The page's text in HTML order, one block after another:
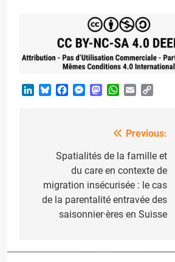
LinkedInBlueskyFacebook
Messenger
Mastodon
WhatsApp
Email
navigation
Previous:
Spatialités de la famille et
du care en contexte de
migration insécurisée : le cas
de la parentalité entravée des
saisonnier·ères en Suisse